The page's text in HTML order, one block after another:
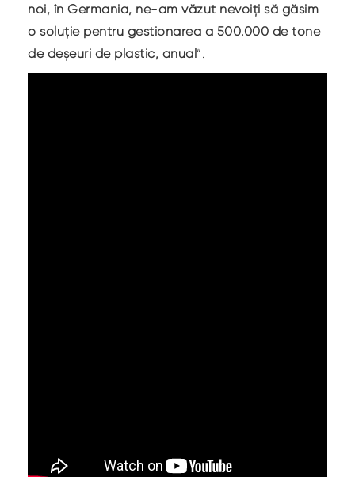
noi, în Germania, ne-am văzut nevoiți să găsim
o soluție pentru gestionarea a 500.000 de tone
de deșeuri de plastic, anual“.